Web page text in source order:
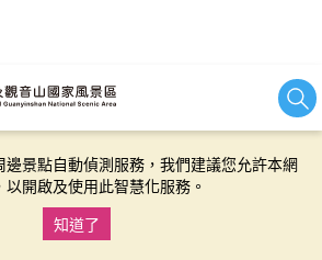
關技術以持續優化網站服務，並有助於為
邊景點自動偵測服務，我們建議您允許本網
開啟及使用此智慧化服務。
知道了